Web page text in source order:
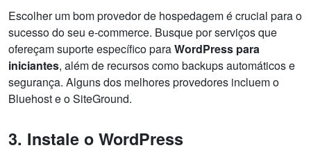
Escolher um bom provedor de hospedagem é crucial para o
sucesso do seu e-commerce. Busque por serviços que
ofereçam suporte específico paraWordPress para
iniciantes, além de recursos como backups automáticos e
segurança. Alguns dos melhores provedores incluem o
Bluehost e o SiteGround.
3. Instale o WordPress